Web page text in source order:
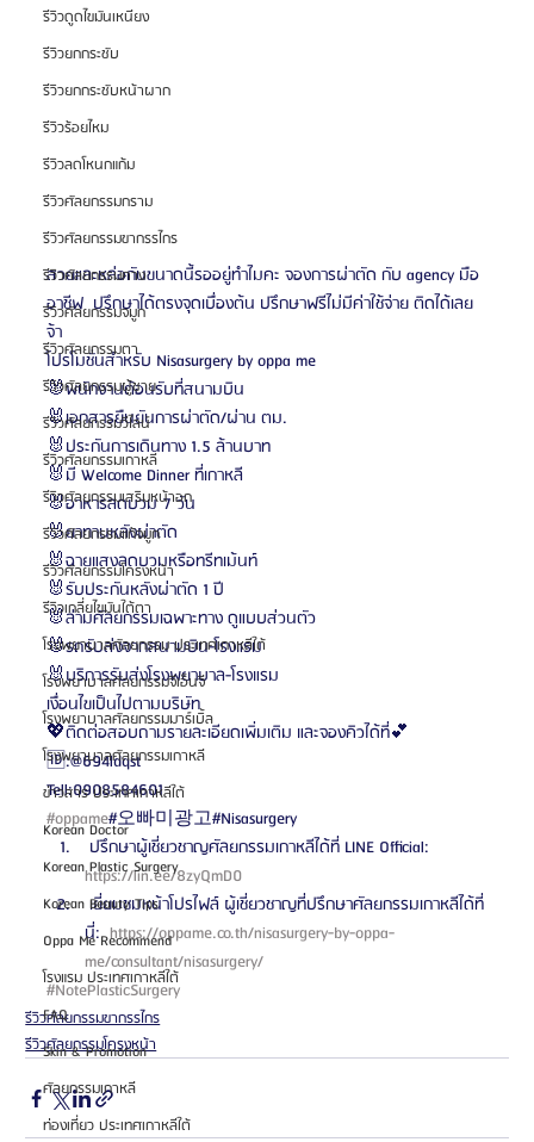
รีวิวดูดไขมันเหนียง
รีวิวยกกระชับ
รีวิวยกกระชับหน้าผาก
รีวิวร้อยไหม
รีวิวลดโหนกแก้ม
รีวิวศัลยกรรมกราม
รีวิวศัลยกรรมขากรรไกร
รีวิวศัลยกรรมคาง
รีวิวศัลยกรรมจมูก
รีวิวศัลยกรรมตา
รีวิวศัลยกรรมผู้ชาย
รีวิวศัลยกรรมวีไลน์
รีวิวศัลยกรรมเกาหลี
รีวิวศัลยกรรมเสริมหน้าอก
รีวิวศัลยกรรมแก้จมูก
รีวิวศัลยกรรมโครงหน้า
รีวิวเกลี่ยไขมันใต้ตา
โรงพยาบาลศัลยกรรม ประเทศเกาหลีใต้
โรงพยาบาลศัลยกรรมจีเอ็นจี
โรงพยาบาลศัลยกรรมมาร์เบิ้ล
โรงพยาบาลศัลยกรรมเกาหลี
ข่าวสาร ประเทศเกาหลีใต้
Korean Doctor
Korean Plastic Surgery
Korean Beauty Tips
Oppa Me Recommend
โรงแรม ประเทศเกาหลีใต้
FAQ
Skin & Promotion
ศัลยกรรมเกาหลี
ท่องเที่ยว ประเทศเกาหลีใต้
สวยและหล่อกันขนาดนี้รออยู่ทำไมคะ จองการผ่าตัด กับ agency มือ
อาชีฟ  ปรึกษาได้ตรงจุดเบื่องต้น ปรึกษาฟรีไม่มีค่าใช้จ่าย ติดได้เลย
จ้า
โปรโมชั่นสำหรับ Nisasurgery by oppa me
🐰พนักงานต้อนรับที่สนามบิน
🐰เอกสารยืนยันการผ่าตัด/ผ่าน ตม.
🐰ประกันการเดินทาง 1.5 ล้านบาท
🐰มี Welcome Dinner ที่เกาหลี
🐰อาหารลดบวม 7 วัน
🐰ยาทานหลังผ่าตัด
🐰ฉายแสงลดบวมหรือทรีทเม้นท์
🐰รับประกันหลังผ่าตัด 1 ปี
🐰ล่ามศัลยกรรมเฉพาะทาง ดูแบบส่วนตัว
🐰รถรับส่งจากสนามบิน-โรงแรม
🐰บริการรับส่งโรงพยาบาล-โรงแรม
เงื่อนไขเป็นไปตามบริษัท
💖ติดต่อสอบถามรายละเอียดเพิ่มเติม และจองคิวได้ที่💕
🆔:@694ldqst
Tell:0908584601
#oppame#오빠미광고#Nisasurgery
ปรึกษาผู้เชี่ยวชาญศัลยกรรมเกาหลีได้ที่ LINE Official:
https://lin.ee/8zyQmD0
เยี่ยมชมหน้าโปรไฟล์ ผู้เชี่ยวชาญที่ปรึกษาศัลยกรรมเกาหลีได้ที่
นี่: https://oppame.co.th/nisasurgery-by-oppa-
me/consultant/nisasurgery/
#NotePlasticSurgery
รีวิวศัลยกรรมขากรรไกร
รีวิวศัลยกรรมโครงหน้า